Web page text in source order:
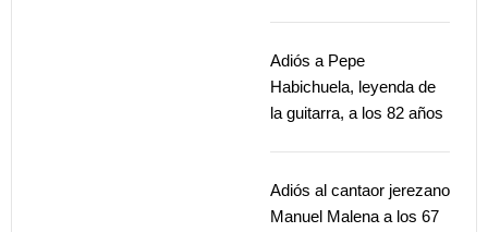
Adiós a Pepe
Habichuela, leyenda de
la guitarra, a los 82 años
Adiós al cantaor jerezano
Manuel Malena a los 67